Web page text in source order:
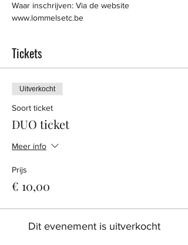
Waar inschrijven: Via de website
www.lommelsetc.be
Tickets
Uitverkocht
Soort ticket
DUO ticket
Meer info
Prijs
€ 10,00
Dit evenement is uitverkocht